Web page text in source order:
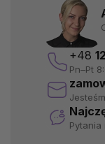
+48
Pn–Pt
Pytania